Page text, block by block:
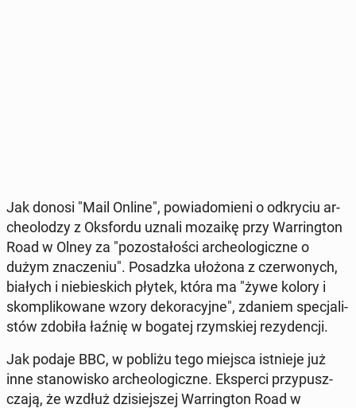
Jak donosi "Mail Online", po­wia­do­mie­ni o od­kry­ciu ar­
che­olo­dzy z Oks­for­du uznali mozaikę przy War­ring­ton
Road w Olney za "po­zo­sta­ło­ści ar­che­olo­gicz­ne o
dużym zna­cze­niu". Po­sadz­ka ułożona z czer­wo­nych,
białych i nie­bie­skich płytek, która ma "żywe kolory i
skom­pli­ko­wa­ne wzory de­ko­ra­cyj­ne", zdaniem spe­cja­li­
stów zdobiła łaźnię w bogatej rzym­skiej re­zy­den­cji.
Jak podaje BBC, w pobliżu tego miejsca ist­nie­je już
inne sta­no­wi­sko ar­che­olo­gicz­ne. Eks­per­ci przy­pusz­
cza­ją, że wzdłuż dzi­siej­szej War­ring­ton Road w